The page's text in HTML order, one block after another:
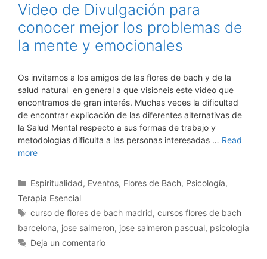
Video de Divulgación para
conocer mejor los problemas de
la mente y emocionales
Os invitamos a los amigos de las flores de bach y de la
salud natural en general a que visioneis este video que
encontramos de gran interés. Muchas veces la dificultad
de encontrar explicación de las diferentes alternativas de
la Salud Mental respecto a sus formas de trabajo y
metodologías dificulta a las personas interesadas … Read
more
Categorías
Espiritualidad, Eventos, Flores de Bach, Psicología,
Terapia Esencial
Etiquetas
curso de flores de bach madrid,cursos flores de bach
barcelona, jose salmeron, jose salmeron pascual, psicologia
Deja un comentario